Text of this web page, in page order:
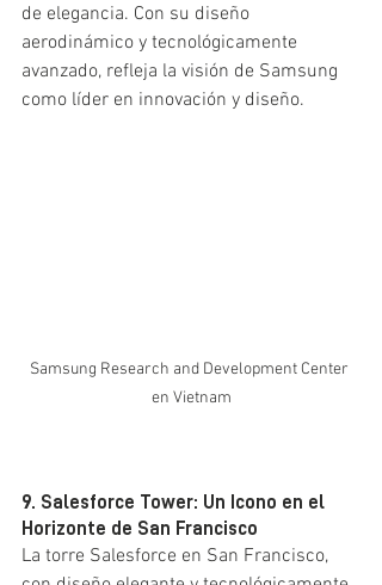
de elegancia. Con su diseño
aerodinámico y tecnológicamente
avanzado, refleja la visión de Samsung
como líder en innovación y diseño.
Samsung Research and Development Center
en Vietnam
9. Salesforce Tower: Un Icono en el
Horizonte de San Francisco
La torre Salesforce en San Francisco,